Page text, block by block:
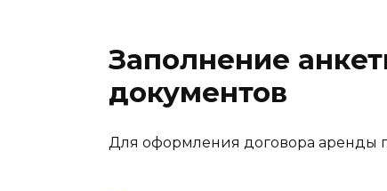
Заполнение
документов
Для оформления договора аренды